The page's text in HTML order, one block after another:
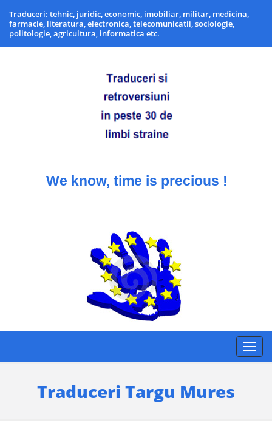
Traduceri: tehnic, juridic, economic, imobiliar, militar, medicina,
farmacie, literatura, electronica, telecomunicatii, sociologie,
politologie, agricultura, informatica etc.
We know, time is precious !
Traduceri Targu Mures